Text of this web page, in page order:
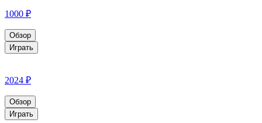
1000 ₽
Обзор
Играть
2024 ₽
Обзор
Играть